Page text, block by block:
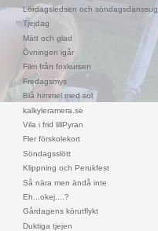
Lördagsledsen och söndagsdanssug
Tjejdag
Mätt och glad
Övningen igår
Film från foxkursen
Fredagsmys
Blå himmel med sol
kalkyleramera.se
Vila i frid lillPyran
Fler förskolekort
Söndagsslött
Klippning och Perukfest
Så nära men ändå inte
Eh...okej....?
Gårdagens körutflykt
Duktiga tjejen